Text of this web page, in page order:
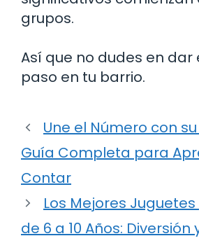
grupos.
Así que no dudes en dar
paso en tu barrio.
Une el Número con
Guía Completa para
Contar
Los Mejores
de 6 a 10 Años: Diversión